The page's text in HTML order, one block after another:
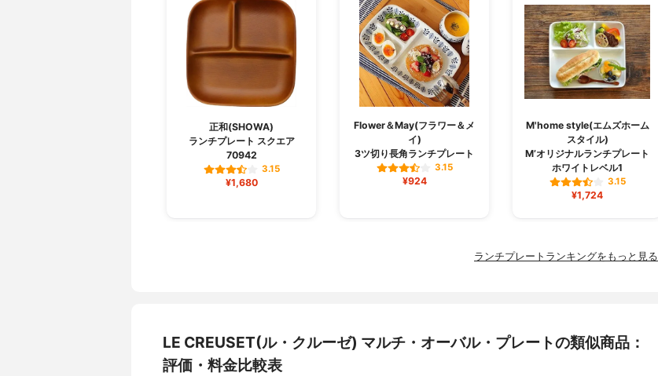
正和(SHOWA)
ランチプレート スクエア
70942
3.15
¥1,680
Flower＆May(フラワー＆メ
イ)
3ツ切り長角ランチプレート
3.15
¥924
M'home style(エムズホーム
スタイル)
M’オリジナルランチプレート
ホワイトレベル1
3.15
¥1,724
ランチプレートランキングをもっと見る
LE CREUSET(ル・クルーゼ) マルチ・オーバル・プレートの類似商品：
評価・料金比較表